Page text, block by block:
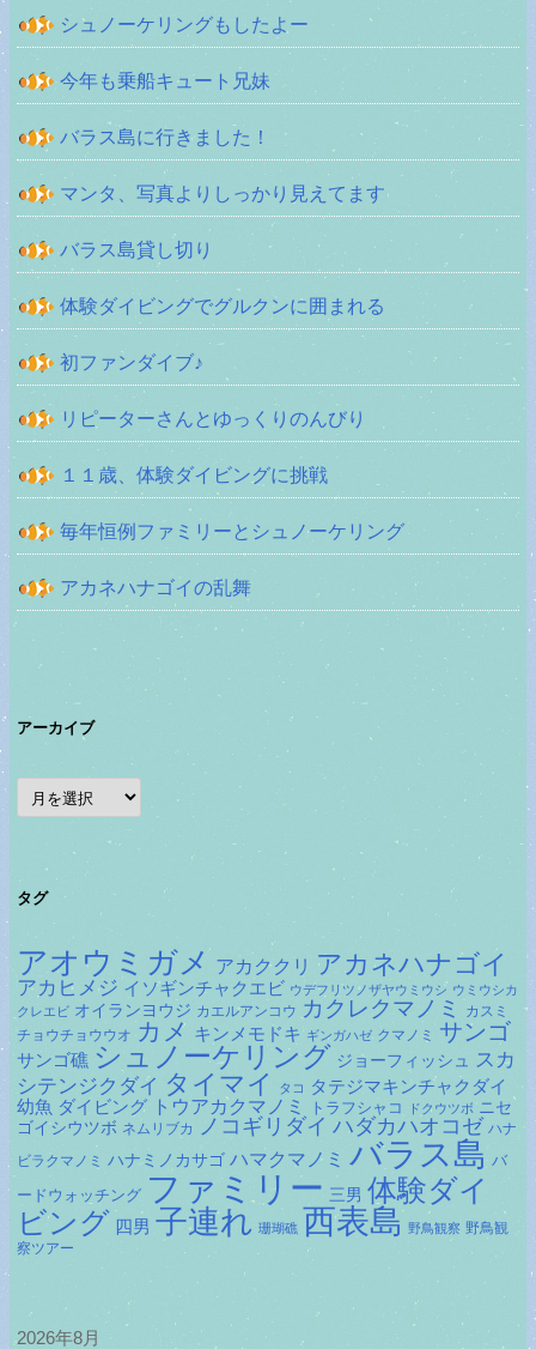
シュノーケリングもしたよー
今年も乗船キュート兄妹
バラス島に行きました！
マンタ、写真よりしっかり見えてます
バラス島貸し切り
体験ダイビングでグルクンに囲まれる
初ファンダイブ♪
リピーターさんとゆっくりのんびり
１１歳、体験ダイビングに挑戦
毎年恒例ファミリーとシュノーケリング
アカネハナゴイの乱舞
アーカイブ
ア
ー
カ
タグ
アオウミガメ アカククリ アカネハナゴイ
アカヒメジ イソギンチャクエビ ウデフリツノザヤウミウシ ウミウシカ
クレエビ オイランヨウジ カエルアンコウ カクレクマノミ
カスミ
チョウチョウウオ カメ キンメモドキ ギンガハゼ クマノミ サンゴ
サンゴ礁 シュノーケリング ジョーフィッシュ スカ
シテンジクダイ タイマイ タコ
タテジマキンチャクダイ
幼魚 ダイビング トウアカクマノミ トラフシャコ ドクウツボ ニセ
ゴイシウツボ ネムリブカ ノコギリダイ ハダカハオコゼ ハナ
ビラクマノミ ハナミノカサゴ ハマクマノミ バラス島 バ
ードウォッチング ファミリー 三男 体験ダイ
ビング 四男 子連れ 珊瑚礁 西表島 野鳥観察 野鳥観
察ツアー
2026年8月